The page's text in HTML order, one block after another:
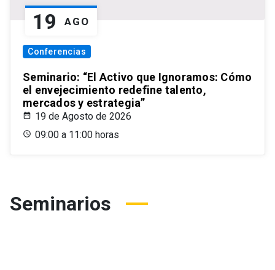
19 AGO
Conferencias
Seminario: “El Activo que Ignoramos: Cómo
el envejecimiento redefine talento,
mercados y estrategia”
19 de Agosto de 2026
09:00 a 11:00 horas
Seminarios